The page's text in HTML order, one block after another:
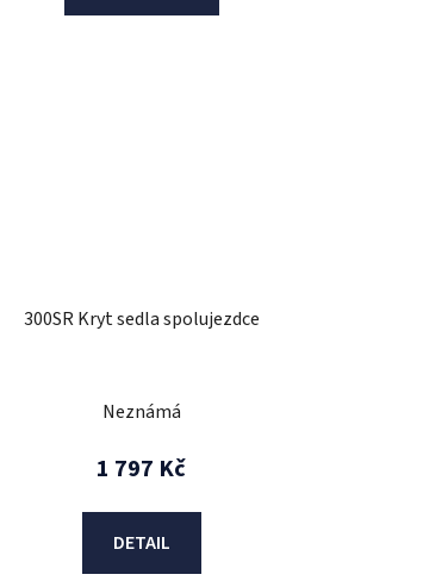
300SR Kryt sedla spolujezdce
Neznámá
1 797 Kč
DETAIL